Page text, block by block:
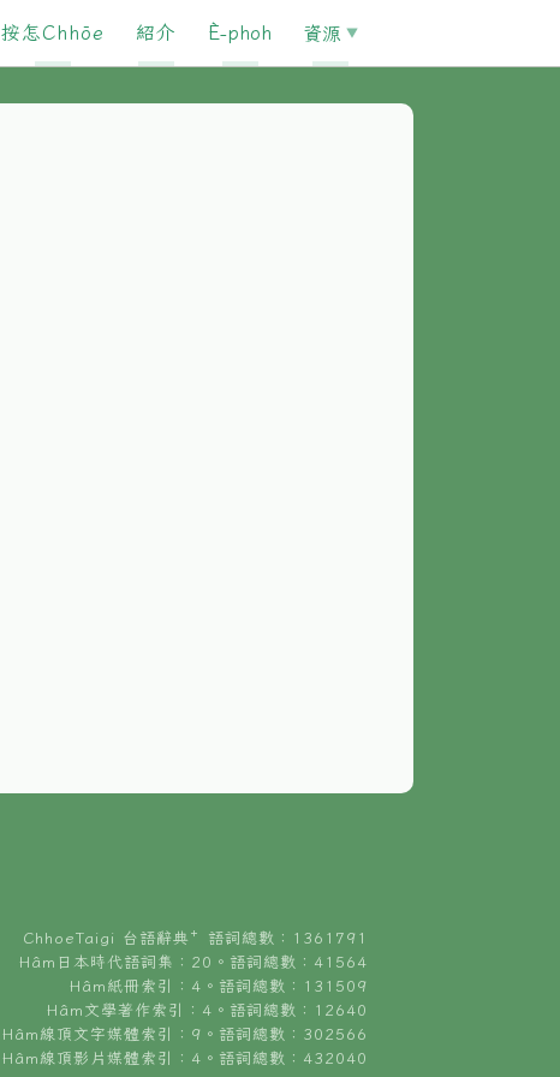
按怎Chhōe 紹介 È-phoh 資源
ChhoeTaigi 台語辭典⁺ 語詞總數：1361791
Hâm日本時代語詞集：20。語詞總數：41564
Hâm紙冊索引：4。語詞總數：131509
Hâm文學著作索引：4。語詞總數：12640
Hâm線頂文字媒體索引：9。語詞總數：302566
Hâm線頂影片媒體索引：4。語詞總數：432040